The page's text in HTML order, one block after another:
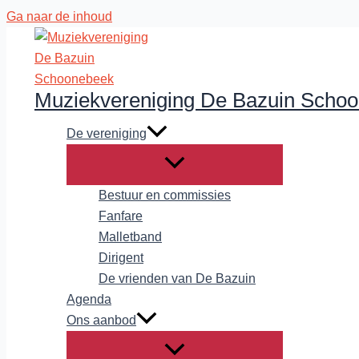
Ga naar de inhoud
Muziekvereniging De Bazuin
De vereniging
Bestuur en commissies
Fanfare
Malletband
Dirigent
De vrienden van De Bazuin
Agenda
Ons aanbod